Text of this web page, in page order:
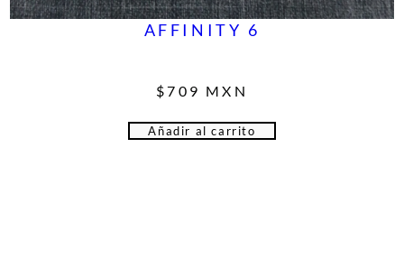
AFFINITY 6
$709 MXN
Añadir al carrito